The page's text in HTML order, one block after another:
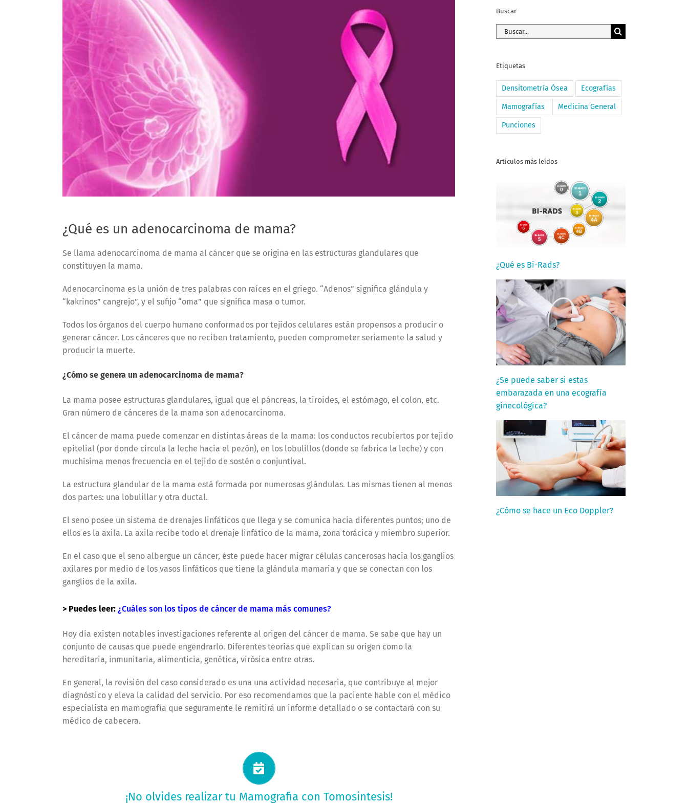
¿Qué es un adenocarcinoma de mama?
Se llama adenocarcinoma de mama al cáncer que se origina en las estructuras glandulares que
constituyen la mama.
Adenocarcinoma es la unión de tres palabras con raíces en el griego. “Adenos” significa glándula y
“kakrinos” cangrejo”, y el sufijo “oma” que significa masa o tumor.
Todos los órganos del cuerpo humano conformados por tejidos celulares están propensos a producir o
generar cáncer. Los cánceres que no reciben tratamiento, pueden comprometer seriamente la salud y
producir la muerte.
¿Cómo se genera un adenocarcinoma de mama?
La mama posee estructuras glandulares, igual que el páncreas, la tiroides, el estómago, el colon, etc.
Gran número de cánceres de la mama son adenocarcinoma.
El cáncer de mama puede comenzar en distintas áreas de la mama: los conductos recubiertos por tejido
epitelial (por donde circula la leche hacia el pezón), en los lobulillos (donde se fabrica la leche) y con
muchísima menos frecuencia en el tejido de sostén o conjuntival.
La estructura glandular de la mama está formada por numerosas glándulas. Las mismas tienen al menos
dos partes: una lobulillar y otra ductal.
El seno posee un sistema de drenajes linfáticos que llega y se comunica hacia diferentes puntos; uno de
ellos es la axila. La axila recibe todo el drenaje linfático de la mama, zona torácica y miembro superior.
En el caso que el seno albergue un cáncer, éste puede hacer migrar células cancerosas hacia los ganglios
axilares por medio de los vasos linfáticos que tiene la glándula mamaria y que se conectan con los
ganglios de la axila.
> Puedes leer: ¿Cuáles son los tipos de cáncer de mama más comunes?
Hoy día existen notables investigaciones referente al origen del cáncer de mama. Se sabe que hay un
conjunto de causas que puede engendrarlo. Diferentes teorías que explican su origen como la
hereditaria, inmunitaria, alimenticia, genética, virósica entre otras.
En general, la revisión del caso considerado es una una actividad necesaria, que contribuye al mejor
diagnóstico y eleva la calidad del servicio. Por eso recomendamos que la paciente hable con el médico
especialista en mamografía que seguramente le remitirá un informe detallado o se contactará con su
médico de cabecera.
¡No olvides realizar tu Mamografia con Tomosintesis!
Solicitá tu turno ahora
PEDIR MI TURNO
Buscar
Buscar:
Etiquetas
Densitometría Ósea Ecografías
Mamografías Medicina General
Punciones
Artículos más leídos
¿Qué es Bi-Rads?
¿Se puede saber si estas
embarazada en una ecografía
ginecológica?
¿Cómo se hace un Eco Doppler?